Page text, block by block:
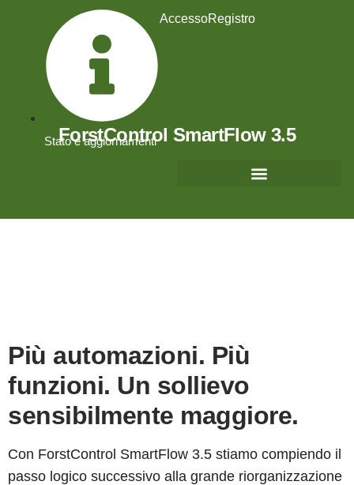
Stato e aggiornamenti
AccessoRegistro
ForstControl SmartFlow 3.5
Più automazioni. Più
funzioni. Un sollievo
sensibilmente maggiore.
Con ForstControl SmartFlow 3.5 stiamo compiendo il
passo logico successivo alla grande riorganizzazione